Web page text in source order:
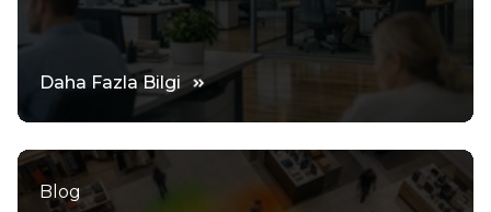
Daha Fazla Bilgi
Blog